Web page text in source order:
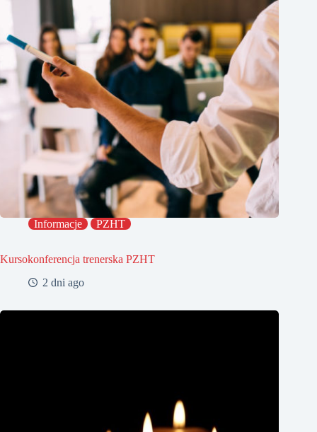
Informacje PZHT
Kursokonferencja trenerska PZHT
2 dni ago